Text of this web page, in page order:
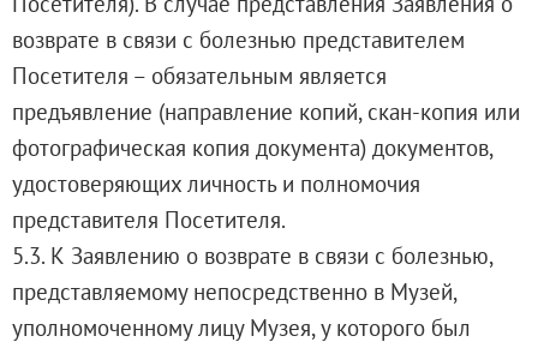
возврате в связи с болезнью представителем
Посетителя – обязательным является
предъявление (направление копий, скан-копия или
фотографическая копия документа) документов,
удостоверяющих личность и полномочия
представителя Посетителя.
5.3. К Заявлению о возврате в связи с болезнью,
представляемому непосредственно в Музей,
уполномоченному лицу Музея, у которого был